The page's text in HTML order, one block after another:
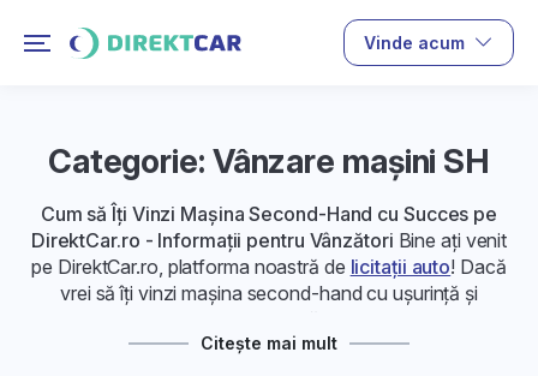
Vinde acum
Categorie: Vânzare maşini SH
Cum să Îți Vinzi Mașina Second-Hand cu Succes pe
DirektCar.ro - Informații pentru Vânzători Bine ați venit
pe DirektCar.ro, platforma noastră de licitații auto! Dacă
vrei să îți vinzi mașina second-hand cu ușurință și
complete în mai multe articole. Află pașii esențiali pentru
Citește mai mult